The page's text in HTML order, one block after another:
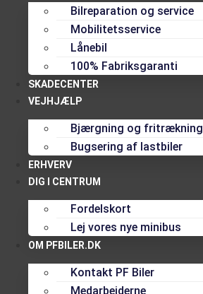
Bilreparation og service
Mobilitetsservice
Lånebil
100% Fabriksgaranti
SKADECENTER
VEJHJÆLP
Bjærgning og fritrækning
Bugsering af lastbiler
ERHVERV
DIG I CENTRUM
Fordelskort
Lej vores nye minibus
OM PFBILER.DK
Kontakt PF Biler
Medarbejderne